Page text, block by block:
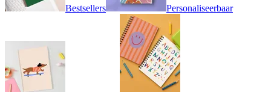
Bestsellers Personaliseerbaar